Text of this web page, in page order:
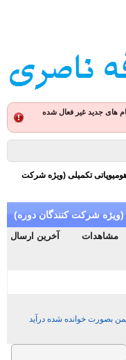
جدید غیر فعال شده
تکمیلی (ویژه شرکت
شرکت کنندگان دوره)
آخرین ارسال
خوانده شده درآید